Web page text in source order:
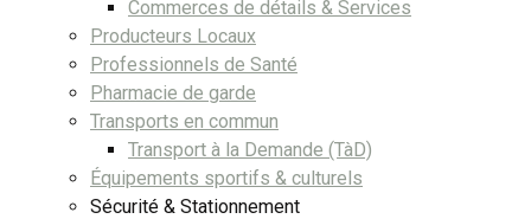
Commerces de détails & Services
Producteurs Locaux
Professionnels de Santé
Pharmacie de garde
Transports en commun
Transport à la Demande (TàD)
Équipements sportifs & culturels
Sécurité & Stationnement